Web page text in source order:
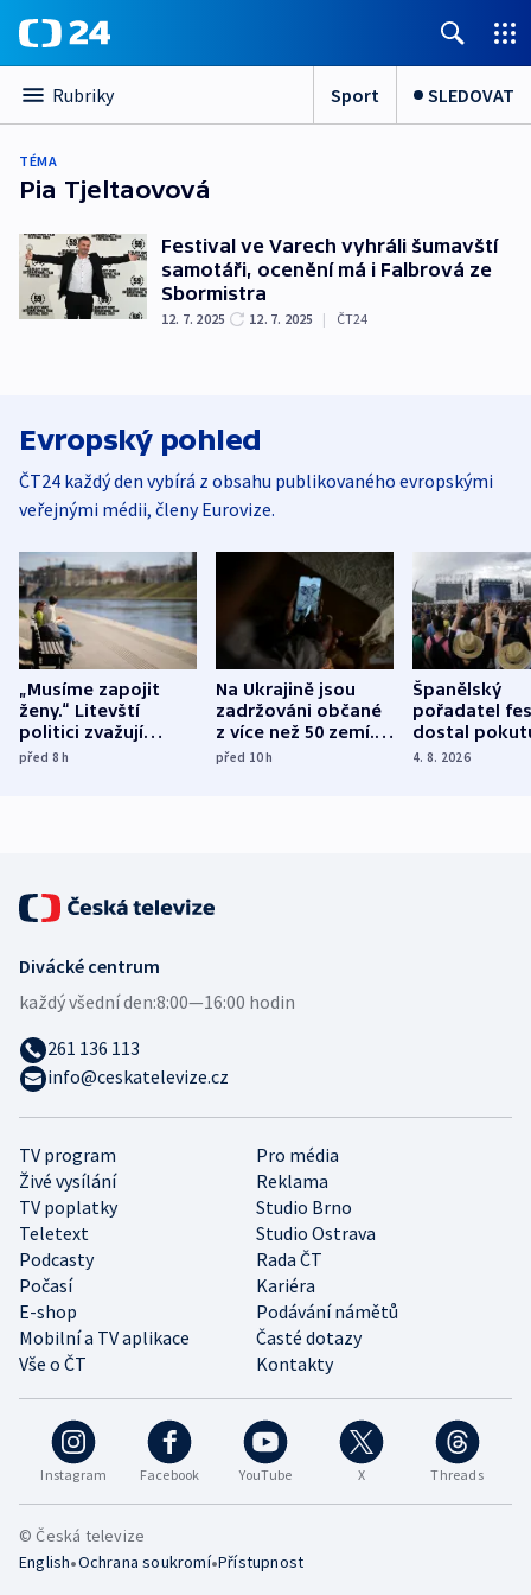
Rubriky Sport SLEDOVAT
TÉMA
Pia Tjeltaovová
Festival ve Varech vyhráli šumavští
samotáři, ocenění má i Falbrová ze
Sbormistra
12. 7. 2025 12. 7. 2025 | ČT24
Evropský pohled
ČT24 každý den vybírá z obsahu publikovaného evropskými
veřejnými médii, členy Eurovize.
„Musíme zapojit
ženy.“ Litevští
politici zvažují
dohodu o
před 8h
Na Ukrajině jsou
zadržováni občané
z více než 50 zemí.
Bojovali na straně
před 10h
Španělský
pořadatel
dostal
nekalé
4. 8. 2026
Instagram Facebook YouTube X Threads
TV program
Pro média
Živé vysílání
Reklama
TV poplatky
Studio Brno
Teletext
Studio Ostrava
Podcasty
Rada ČT
Počasí
Kariéra
E-shop
Podávání námětů
Mobilní a TV aplikace
Časté dotazy
Vše o ČT
Kontakty
Divácké centrum
každý všední den:8:00—16:00 hodin
261 136 113
info@ceskatelevize.cz
© Česká televize
English•Ochrana soukromí•Přístupnost